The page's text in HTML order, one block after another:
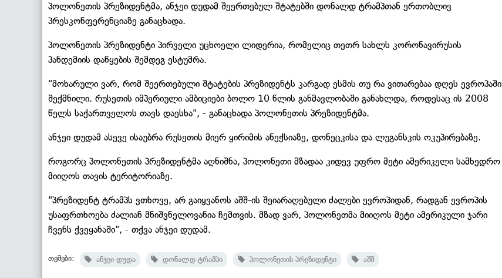
პოლონეთის პრეზიდენტმა, ანჯეი დუდამ შეერთებულ შტატებში დონალდ ტრამპთან ერთობლივ
პრესკონფერენციაზე განაცხადა.
პოლონეთის პრეზიდენტი პირველი უცხოელი ლიდერია, რომელიც თეთრ სახლს კორონავირუსის
პანდემიის დაწყების შემდეგ ესტუმრა.
"მოხარული ვარ, რომ შეერთებული შტატების პრეზიდენტს კარგად ესმის თუ რა ვითარებაა დღეს ევროპაში
შექმნილი. რუსეთის იმპერიული ამბიციები ბოლო 10 წლის განმავლობაში განახლდა, როდესაც ის 2008
წელს საქართველოს თავს დაესხა", - განაცხადა პოლონეთის პრეზიდენტმა.
ანჯეი დუდამ ასევე ისაუბრა რუსეთის მიერ ყირიმის ანექსიაზე, დონეცკისა და ლუგანსკის ოკუპირებაზე.
როგორც პოლონეთის პრეზიდენტმა აღნიშნა, პოლონეთი მზადაა კიდევ უფრო მეტი ამერიკელი სამხედრო
მიიღოს თავის ტერიტორიაზე.
"პრეზიდენტ ტრამპს ვთხოვე, არ გაიყვანოს აშშ-ის შეიარაღებული ძალები ევროპიდან, რადგან ევროპის
უსაფრთხოება ძალიან მნიშვნელოვანია ჩემთვის. მზად ვარ, პოლონეთმა მიიღოს მეტი ამერიკული ჯარი
ჩვენს ქვეყანაში", - თქვა ანჯეი დუდამ.
თემები: ანჯეი დუდა დონალდ ტრამპი პოლონეთის პრეზიდენტი აშშ